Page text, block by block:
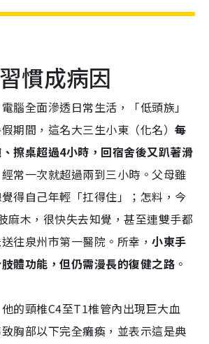
慣成病因
腦全面滲透日常生活，「低頭族」
期間，這名大三生小東（化名）每
擦桌超過4小時，回宿舍後又趴著滑
經常一次就超過兩到三小時。父母雖
得自己年輕「扛得住」；怎料，今
麻木，很快失去知覺，甚至連雙手都
往泉州市第一醫院。所幸，小東手
體功能，但仍需漫長的復健之路 。
的頸椎C4至T1椎管內出現巨大血
胸部以下完全癱瘓，並表示這是典